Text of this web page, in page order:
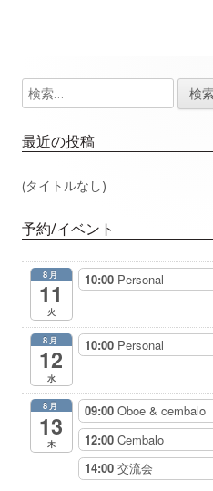
ゲ
ー
ン
メ
イ
ン
ド
バ
検
索:
最近の投稿
(タイトルなし)
予約/イベント
8月
11
火
10:00 Personal
8月
12
水
10:00 Personal
8月
13
木
09:00 Oboe & cembalo
12:00 Cembalo
14:00 交流会